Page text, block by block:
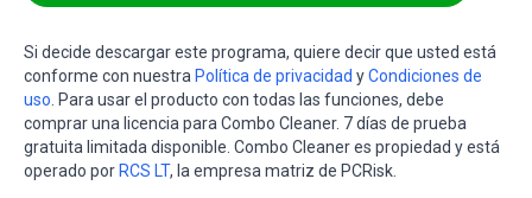
Si decide descargar este programa, quiere decir que usted está
conforme con nuestra Política de privacidad yCondiciones de
uso. Para usar el producto con todas las funciones, debe
comprar una licencia para Combo Cleaner. 7 días de prueba
gratuita limitada disponible. Combo Cleaner es propiedad y está
operado por RCS LT, la empresa matriz de PCRisk.